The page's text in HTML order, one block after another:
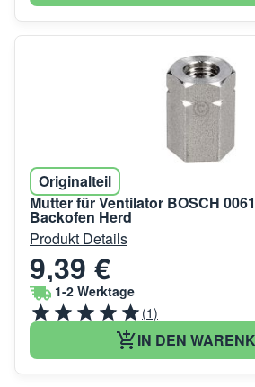
Originalteil
Mutter für Ventilator BOSCH
Backofen Herd
Produkt Details
9,39 €
1-2 Werktage
(1)
IN DEN